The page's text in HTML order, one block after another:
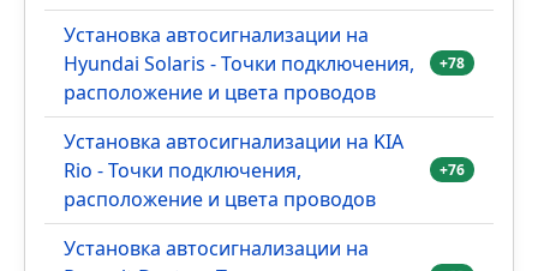
Установка автосигнализации на
Hyundai Solaris - Точки подключения,
расположение и цвета проводов
+78
Установка автосигнализации на KIA
Rio - Точки подключения,
расположение и цвета проводов
+76
Установка автосигнализации на